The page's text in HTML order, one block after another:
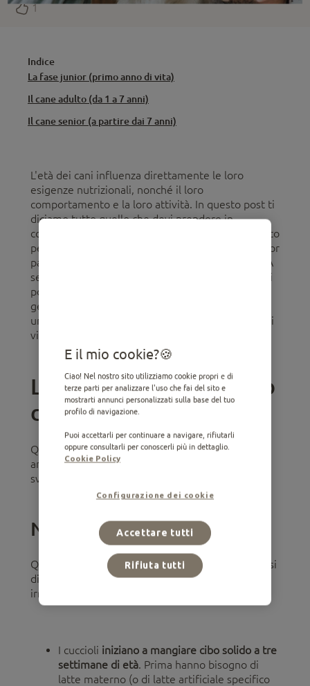
1
Indice
La fase junior (primo anno di vita)
Il cane adulto (da 1 a 7 anni)
Il cane senior (a partire dai 7 anni)
L'età dei cani influenza direttamente le loro
esigenze nutrizionali, nonché il loro
comportamento e la loro attività. In questo post ti
diciamo tutto quello che devi prendere in
considerazione in ogni fase della vita del tuo amico
peloso: cucciolo, adulto e anziano. Oggi, la maggior
parte dei cani domestici vive tra i 10 e i 14 anni. A
seconda della razza, e dell'individuo stesso, alcuni
possono raggiungere anche i 16 anni o più. Sia la
genetica che le cure che ricevono dalla famiglia
umana influenzano direttamente le aspettative di
vita.
La fase junior (primo anno
di vita)
Questa fase dell'età dei cani comprende il primo
anno di vita ed è la più importante in termini di
sviluppo fisico e mentale.
Nutrizione
Qualsiasi carenza nutrizionale durante i primi mesi
di vita di un cane può portare a problemi
irreversibili in età adulta.
I cuccioli iniziano a mangiare cibo solido a tre
settimane di età. Prima hanno bisogno di
latte materno (o di latte artificiale specifico
E il mio cookie?
Ciao! Nel nostro sito utilizziamo cookie propri e di
terze parti per analizzare l'uso che fai del sito e
mostrarti annunci personalizzati sulla base del tuo
profilo di navigazione.
Puoi accettarli per continuare a navigare, rifiutarli
oppure consultarli per conoscerli più in dettaglio.
Cookie Policy
Configurazione dei cookie
Rifiuta tutti
Accettare tutti